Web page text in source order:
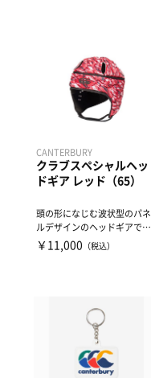
CANTERBURY
クラブスペシャルヘッ
ドギア レッド（65）
頭の形になじむ波状型のパネ
ルデザインのヘッドギアで
す。 あごストラップはフィ
￥11,000 （税込）